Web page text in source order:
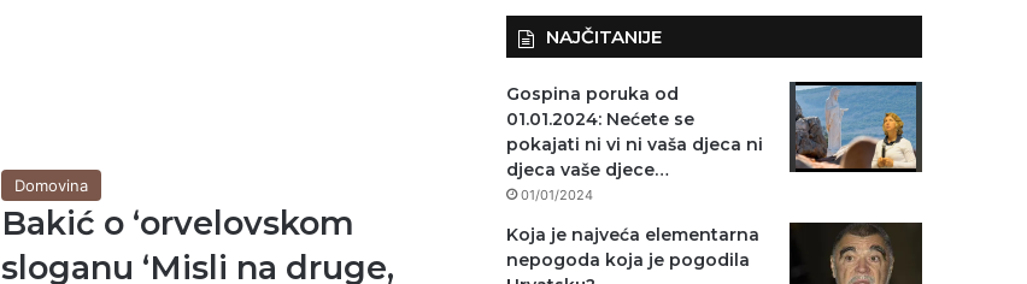
Domovina
Bakić o ‘orvelovskom
sloganu ‘Misli na druge,
NAJČITANIJE
Gospina poruka od
01.01.2024: Nećete se
pokajati ni vi ni vaša djeca ni
djeca vaše djece…
01/01/2024
Koja je najveća elementarna
nepogoda koja je pogodila